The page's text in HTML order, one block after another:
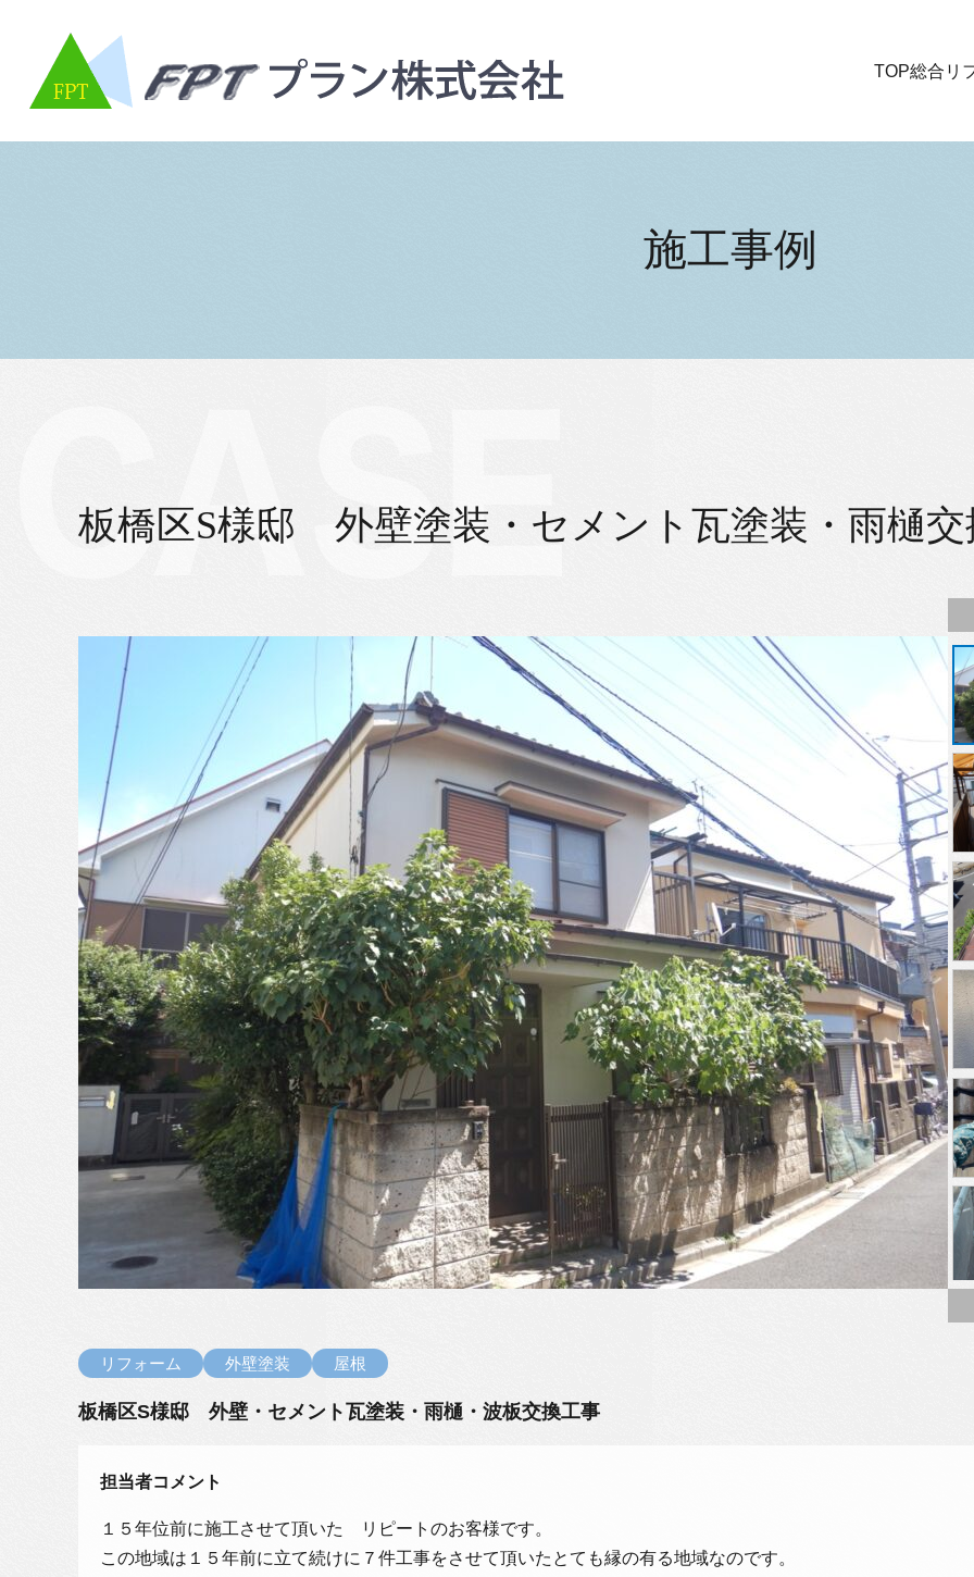
TOP総合リ
施工事例
板橋区S様邸 外壁塗装・セメント瓦塗装・雨樋交
リフォーム 外壁塗装 屋根
板橋区S様邸 外壁・セメント瓦塗装・雨樋・波板交換工事
担当者コメント
１５年位前に施工させて頂いた リピートのお客様です。
この地域は１５年前に立て続けに７件工事をさせて頂いたとても縁の有る地域なのです。